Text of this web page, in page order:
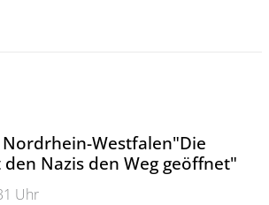
Nordrhein-Westfalen"Die
Nazis den Weg geöffnet"
Uhr